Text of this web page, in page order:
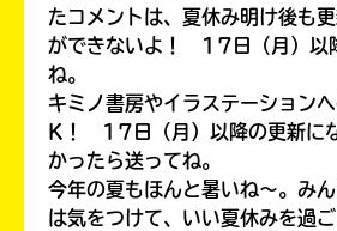
たコメントは、夏休み明け後も
ができないよ！ 17日（月）以
ね。
キミノ書房やイラステーション
K！ 17日（月）以降の更新に
かったら送ってね。
今年の夏もほんと暑いね～。み
は気をつけて、いい夏休みを過ご